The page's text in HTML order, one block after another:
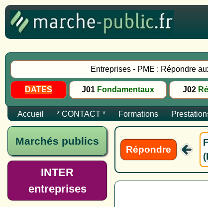
Entreprises - PME : Répondre
DATES J01 Fondamentaux J02
Accueil * CONTACT * Formations
Marchés publics
INTER
entreprises
Répondre